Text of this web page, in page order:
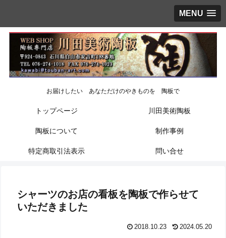
MENU
お届けしたい あなただけのやきものを 陶板で
トップページ 川田美術陶板
陶板について 制作事例
特定商取引法表示 問い合せ
シャーツのお店の看板を陶板で作らせて
いただきました
2018.10.23 2024.05.20